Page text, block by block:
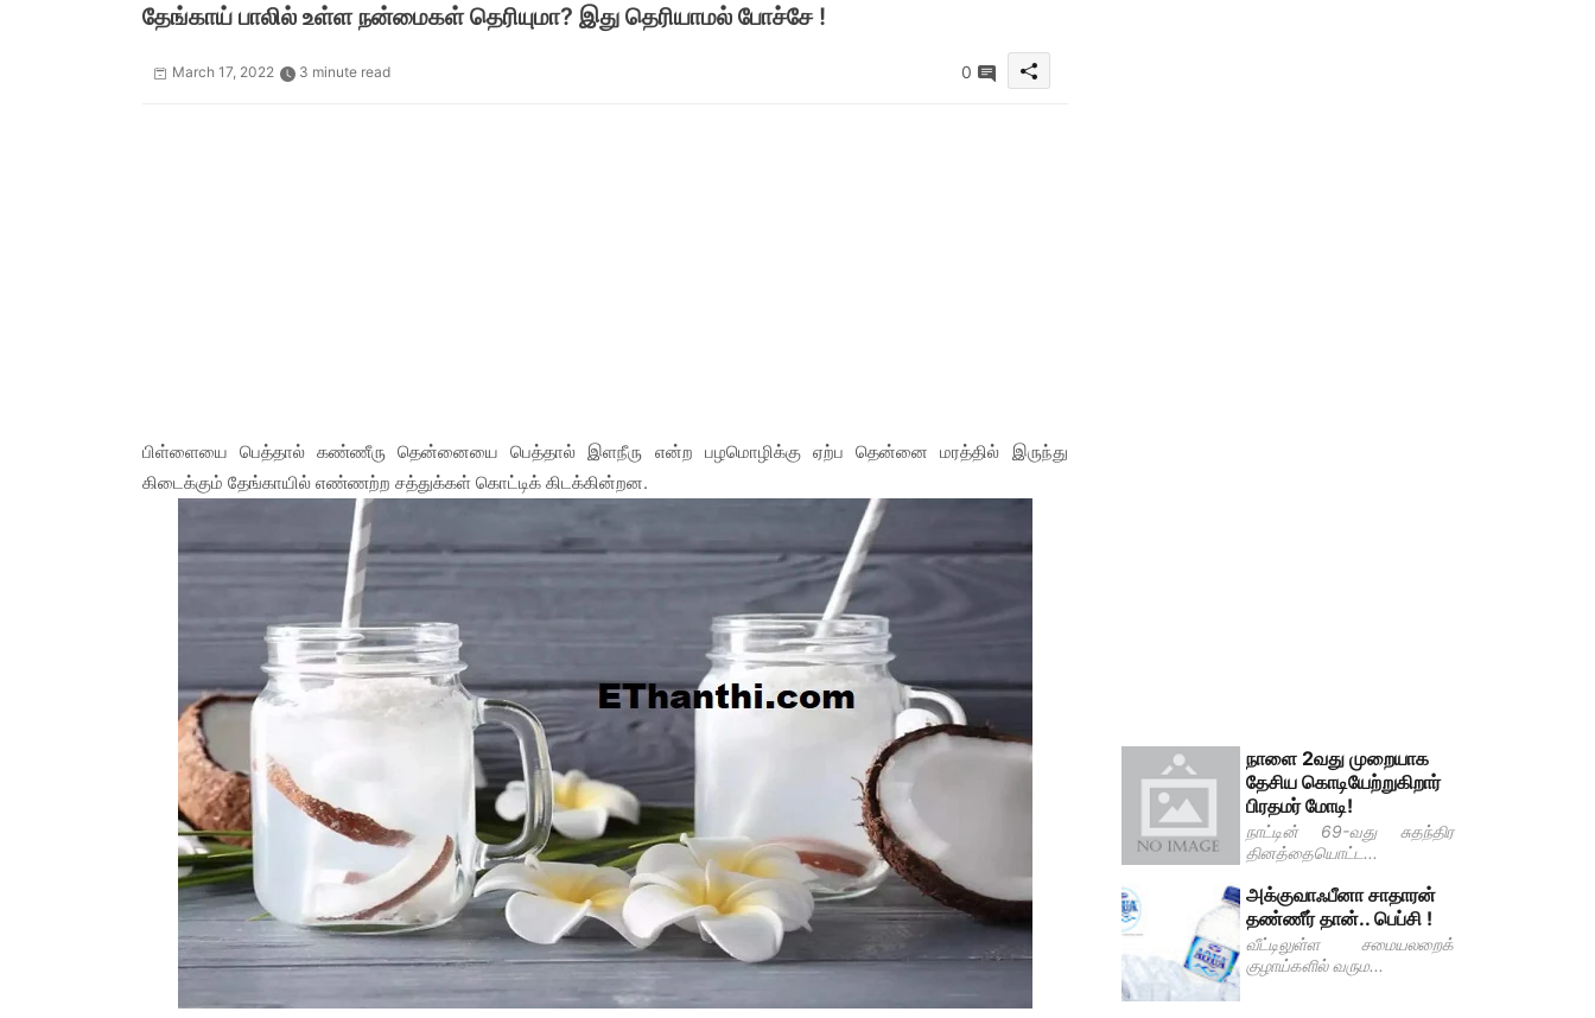
தேங்காய் பாலில் உள்ள நன்மைகள் தெரியுமா? இது தெரியாமல் போச்சே !
March 17, 2022 3 minute read 0
பிள்ளையை பெத்தால் கண்ணீரு தென்னையை பெத்தால் இளநீரு என்ற பழமொழிக்கு ஏற்ப தென்னை மரத்தில் இருந்து
கிடைக்கும் தேங்காயில் எண்ணற்ற சத்துக்கள் கொட்டிக் கிடக்கின்றன.
நாளை 2வது முறையாக
தேசிய கொடியேற்றுகிறார்
பிரதமர் மோடி!
நாட்டின் 69-வது சுதந்திர
தினத்தையொட்ட...
அக்குவாஃபீனா சாதாரன்
தண்ணீர் தான்.. பெப்சி !
வீட்டிலுள்ள சமையலறைக்
குழாய்களில் வரும...